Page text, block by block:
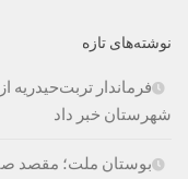
نوشته‌های تازه
شهرستان خبر داد
بوستان ملت؛ مقصد